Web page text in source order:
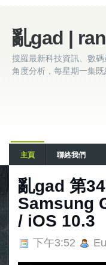
亂gad |
搜羅最新科技資訊、數
角度分析，每星期一集
主頁 聯絡我們
亂gad 第
Samsung
/ iOS 10.3
下午3:52